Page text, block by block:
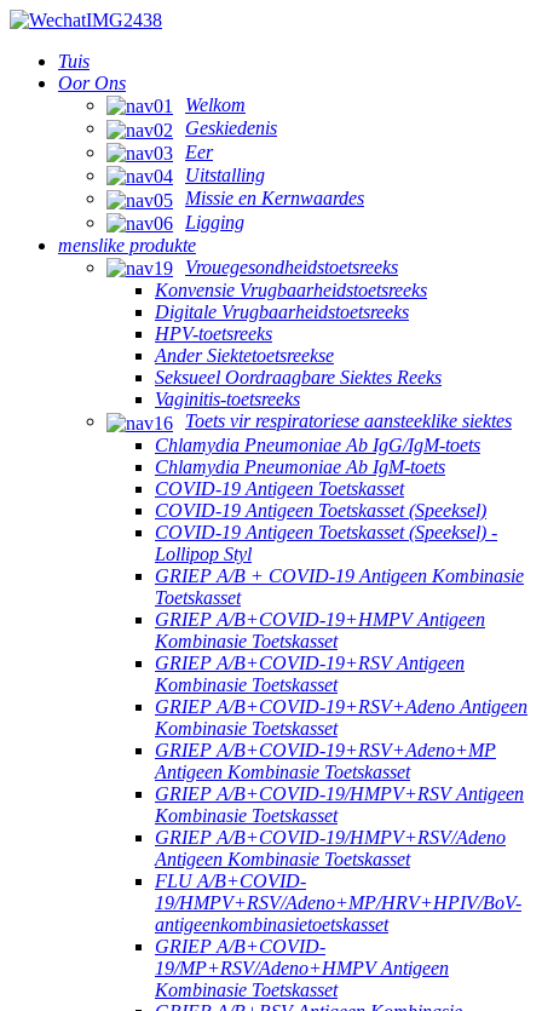
Tuis
Oor Ons
Welkom
Geskiedenis
Eer
Uitstalling
Missie en Kernwaardes
Ligging
menslike produkte
Vrouegesondheidstoetsreeks
Konvensie Vrugbaarheidstoetsreeks
Digitale Vrugbaarheidstoetsreeks
HPV-toetsreeks
Ander Siektetoetsreekse
Seksueel Oordraagbare Siektes Reeks
Vaginitis-toetsreeks
Toets vir respiratoriese aansteeklike siektes
Chlamydia Pneumoniae Ab IgG/IgM-toets
Chlamydia Pneumoniae Ab IgM-toets
COVID-19 Antigeen Toetskasset
COVID-19 Antigeen Toetskasset (Speeksel)
COVID-19 Antigeen Toetskasset (Speeksel) -
Lollipop Styl
GRIEP A/B + COVID-19 Antigeen Kombinasie
Toetskasset
GRIEP A/B+COVID-19+HMPV Antigeen
Kombinasie Toetskasset
GRIEP A/B+COVID-19+RSV Antigeen
Kombinasie Toetskasset
GRIEP A/B+COVID-19+RSV+Adeno Antigeen
Kombinasie Toetskasset
GRIEP A/B+COVID-19+RSV+Adeno+MP
Antigeen Kombinasie Toetskasset
GRIEP A/B+COVID-19/HMPV+RSV Antigeen
Kombinasie Toetskasset
GRIEP A/B+COVID-19/HMPV+RSV/Adeno
Antigeen Kombinasie Toetskasset
FLU A/B+COVID-
19/HMPV+RSV/Adeno+MP/HRV+HPIV/BoV-
antigeenkombinasietoetskasset
GRIEP A/B+COVID-
19/MP+RSV/Adeno+HMPV Antigeen
Kombinasie Toetskasset